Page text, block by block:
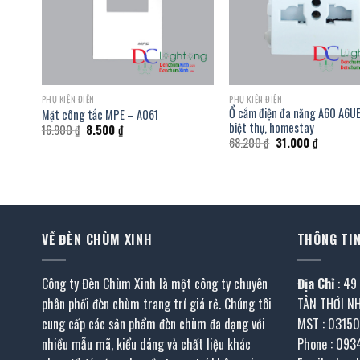
PHỤ KIỆN ĐIỆN
Mặt công tắc MPE – A061
16.900₫ Giá
gốc
8.500₫Giá
PHỤ KIỆN ĐIỆN
Ổ cắm điện đa năng A60
biệt thự, homestay
68.200₫ Giá
gốc
31.000₫Giá
hiện
VỀ ĐÈN CHÙM XINH
Công ty Đèn Chùm Xinh là một công ty chuyên
phân phối đèn chùm trang trí giá rẻ. Chúng tôi
cung cấp các sản phẩm đèn chùm đa dạng với
nhiều mẫu mã, kiểu dáng và chất liệu khác
THÔNG
Địa Chỉ : 49
TÂN THỚI
MST :
Phone :